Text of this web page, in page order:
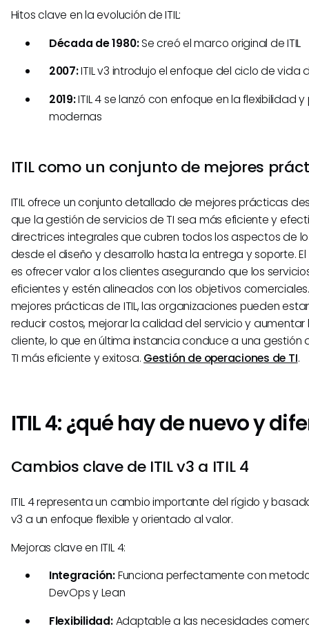
Hitos clave en la evolución de ITIL:
Década de 1980:Se creó el marco original de ITIL
2007:ITIL v3 introdujo el enfoque del ciclo de vida
2019:ITIL 4 se lanzó con enfoque en la flexibilidad
modernas
ITIL como un conjunto de mejores
ITIL ofrece un conjunto detallado de mejores prácticas
que la gestión de servicios de TI sea más eficiente y
directrices integrales que cubren todos los aspectos de
desde el diseño y desarrollo hasta la entrega y soporte.
es ofrecer valor a los clientes asegurando que los
eficientes y estén alineados con los objetivos
mejores prácticas de ITIL, las organizaciones pueden
reducir costos, mejorar la calidad del servicio y
cliente, lo que en última instancia conduce a una gestión
TI más eficiente y exitosa. Gestión de operaciones de TI.
ITIL 4: ¿qué hay de nuevo y
Cambios clave de ITIL v3 a ITIL 4
ITIL 4 representa un cambio importante del rígido y
v3 a un enfoque flexible y orientado al valor.
Mejoras clave en ITIL 4:
Integración:Funciona perfectamente con
DevOps y Lean
Flexibilidad:Adaptable a las necesidades